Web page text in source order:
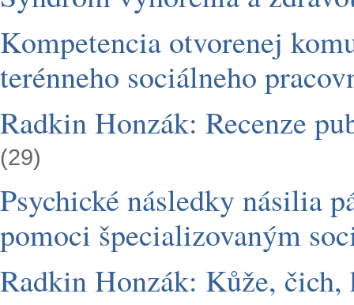
Kompetencia otvorenej
terénneho sociálneho
Radkin Honzák: Recenze
(29)
Psychické následky násilia
pomoci špecializovaným
Radkin Honzák: Kůže,